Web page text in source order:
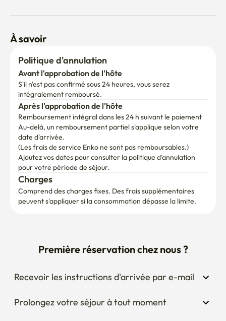
le souhaitez et profitez de la Corée avec nous!
À savoir
Politique d'annulation
Avant l'approbation de l'hôte
S'il n'est pas confirmé sous 24 heures, vous serez
intégralement remboursé.
Après l'approbation de l'hôte
Remboursement intégral dans les 24 h suivant le paiement
Au-delà, un remboursement partiel s'applique selon votre
date d'arrivée.
(Les frais de service Enko ne sont pas remboursables.)
Ajoutez vos dates pour consulter la politique d'annulation
pour votre période de séjour.
Charges
Comprend des charges fixes. Des frais supplémentaires
peuvent s'appliquer si la consommation dépasse la limite.
Première réservation chez nous ?
Recevoir les instructions d'arrivée par e-mail
Prolongez votre séjour à tout moment